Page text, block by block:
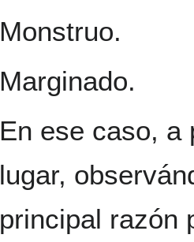
Monstruo.
Marginado.
En ese caso, a
lugar,
principal razón